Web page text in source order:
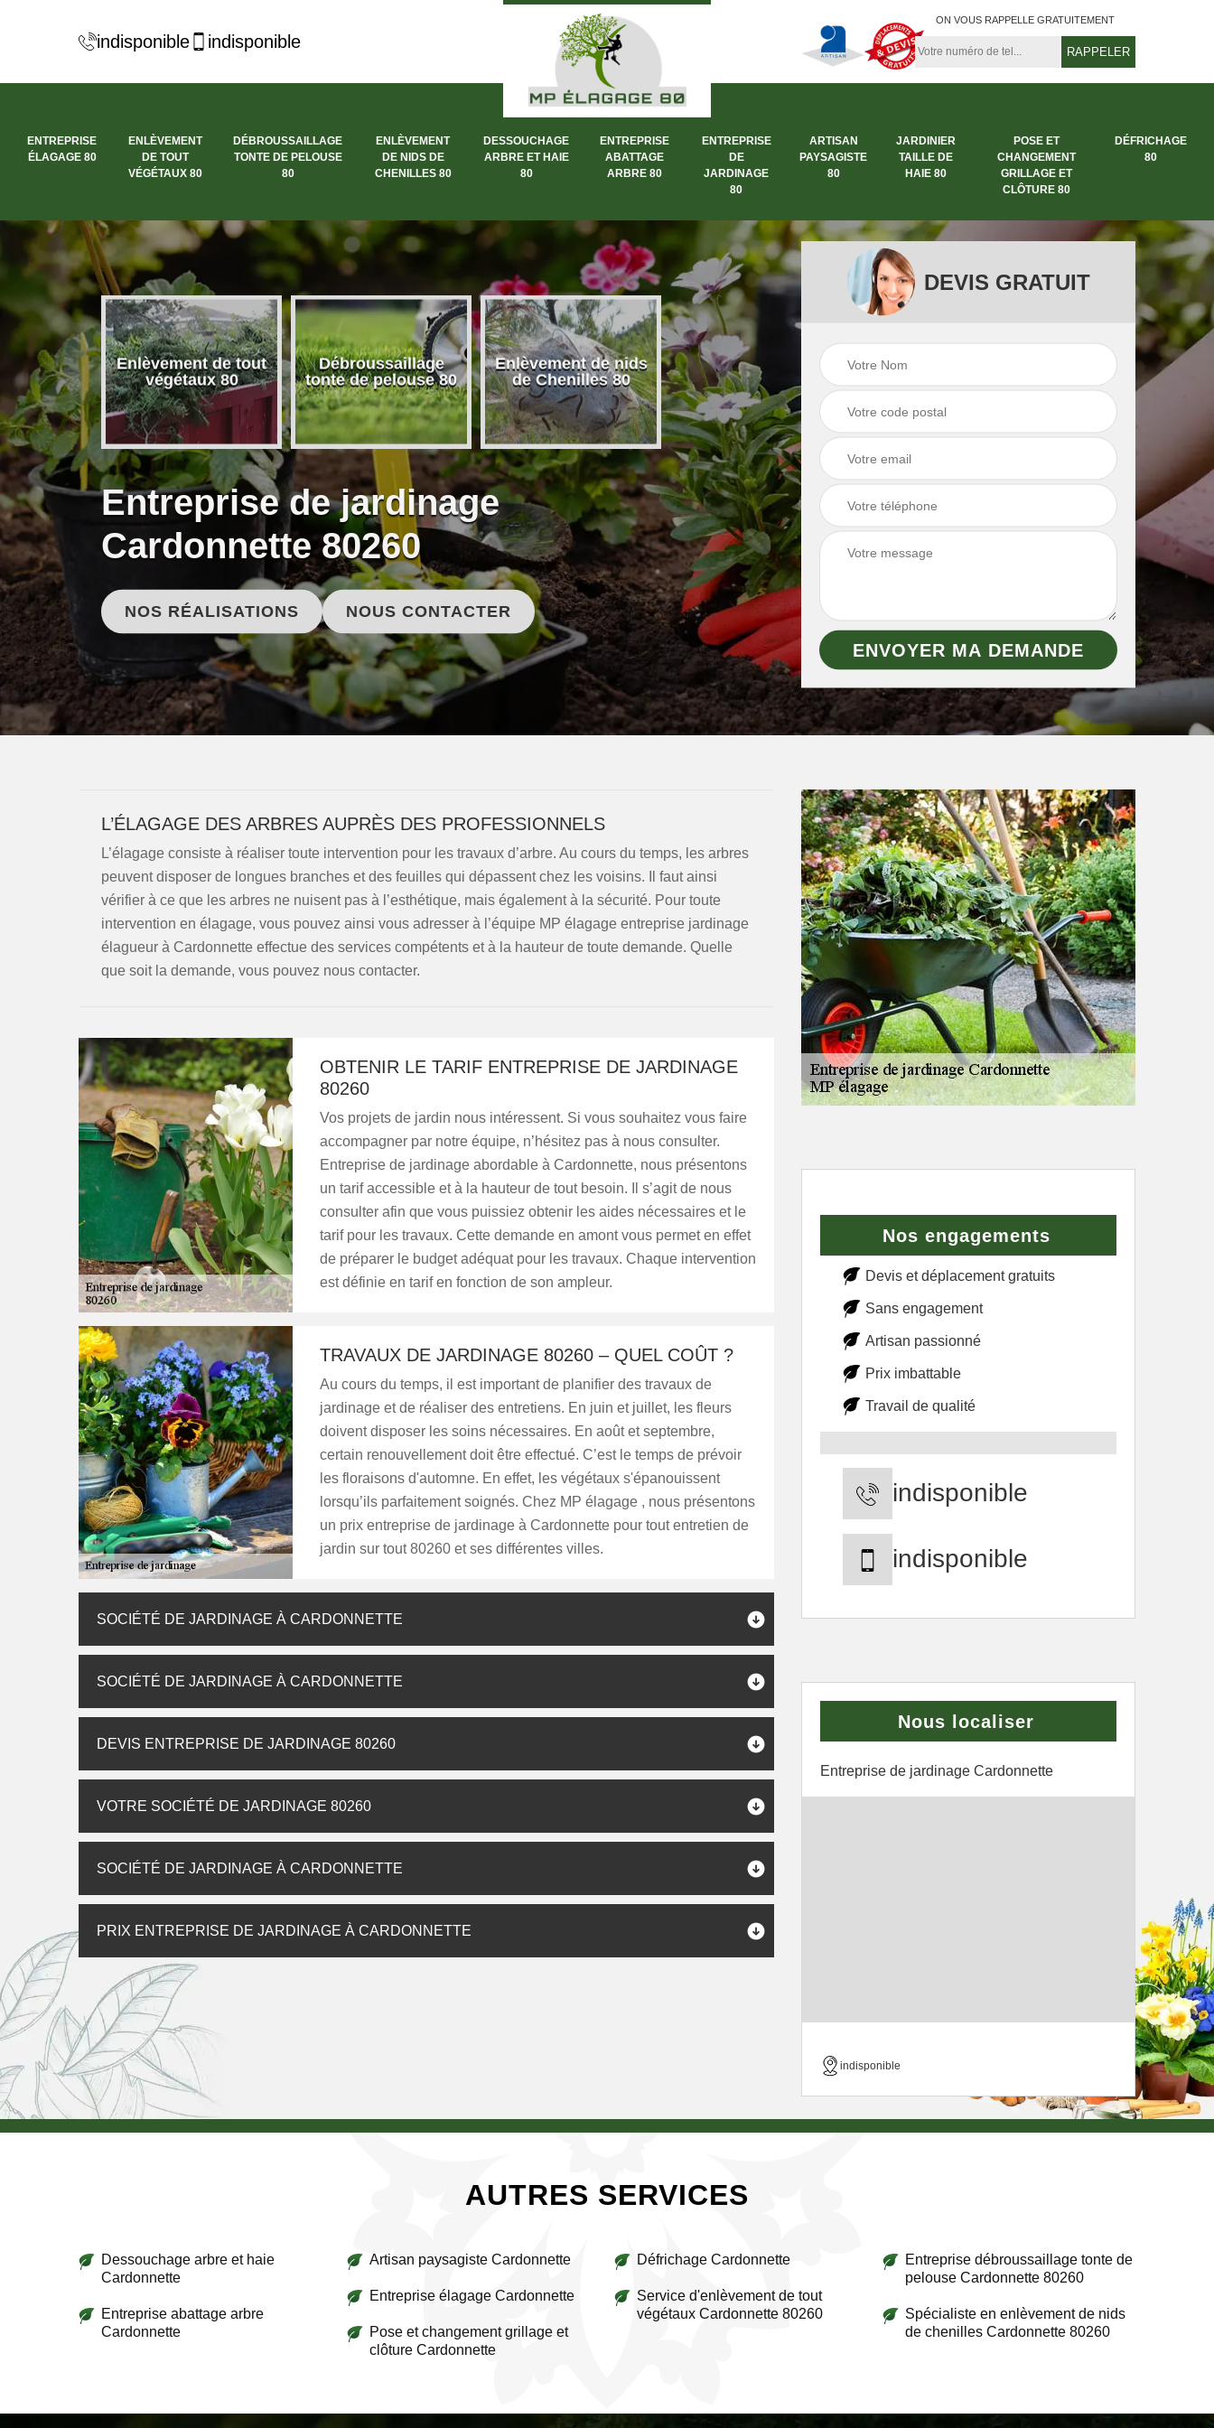
indisponible indisponible
ON VOUS RAPPELLE GRATUITEMENT
ENTREPRISE
ÉLAGAGE 80
ENLÈVEMENT
DE TOUT
VÉGÉTAUX 80
DÉBROUSSAILLAGE
TONTE DE PELOUSE
80
ENLÈVEMENT
DE NIDS DE
CHENILLES 80
DESSOUCHAGE
ARBRE ET HAIE
80
ENTREPRISE
ABATTAGE
ARBRE 80
ENTREPRISE
DE
JARDINAGE
80
ARTISAN
PAYSAGISTE
80
JARDINIER
TAILLE DE
HAIE 80
POSE ET
CHANGEMENT
GRILLAGE ET
CLÔTURE 80
DÉFRICHAGE
80
élagage
Enlèvement de tout
végétaux 80
Débroussaillage
tonte de pelouse 80
Enlèvement de nids
de Chenilles 80
Dessouchage arbre
et haie 80
Entreprise abattage
Entreprise de
jardinage 80
Entreprise de jardinage
Cardonnette 80260
NOS RÉALISATIONS NOUS CONTACTER
DEVIS GRATUIT
L’ÉLAGAGE DES ARBRES AUPRÈS DES PROFESSIONNELS
L’élagage consiste à réaliser toute intervention pour les travaux d’arbre. Au cours du temps, les arbres
peuvent disposer de longues branches et des feuilles qui dépassent chez les voisins. Il faut ainsi
vérifier à ce que les arbres ne nuisent pas à l’esthétique, mais également à la sécurité. Pour toute
intervention en élagage, vous pouvez ainsi vous adresser à l’équipe MP élagage entreprise jardinage
élagueur à Cardonnette effectue des services compétents et à la hauteur de toute demande. Quelle
que soit la demande, vous pouvez nous contacter.
OBTENIR LE TARIF ENTREPRISE DE JARDINAGE
80260
Vos projets de jardin nous intéressent. Si vous souhaitez vous faire
accompagner par notre équipe, n’hésitez pas à nous consulter.
Entreprise de jardinage abordable à Cardonnette, nous présentons
un tarif accessible et à la hauteur de tout besoin. Il s’agit de nous
consulter afin que vous puissiez obtenir les aides nécessaires et le
tarif pour les travaux. Cette demande en amont vous permet en effet
de préparer le budget adéquat pour les travaux. Chaque intervention
est définie en tarif en fonction de son ampleur.
TRAVAUX DE JARDINAGE 80260 – QUEL COÛT ?
Au cours du temps, il est important de planifier des travaux de
jardinage et de réaliser des entretiens. En juin et juillet, les fleurs
doivent disposer les soins nécessaires. En août et septembre,
certain renouvellement doit être effectué. C’est le temps de prévoir
les floraisons d'automne. En effet, les végétaux s'épanouissent
lorsqu’ils parfaitement soignés. Chez MP élagage , nous présentons
un prix entreprise de jardinage à Cardonnette pour tout entretien de
jardin sur tout 80260 et ses différentes villes.
SOCIÉTÉ DE JARDINAGE À CARDONNETTE
SOCIÉTÉ DE JARDINAGE À CARDONNETTE
DEVIS ENTREPRISE DE JARDINAGE 80260
VOTRE SOCIÉTÉ DE JARDINAGE 80260
SOCIÉTÉ DE JARDINAGE À CARDONNETTE
PRIX ENTREPRISE DE JARDINAGE À CARDONNETTE
Nos engagements
Devis et déplacement gratuits
Sans engagement
Artisan passionné
Prix imbattable
Travail de qualité
indisponible
indisponible
Nous localiser
Entreprise de jardinage Cardonnette
indisponible
AUTRES SERVICES
Dessouchage arbre et haie
Cardonnette
Entreprise abattage arbre
Cardonnette
Artisan paysagiste Cardonnette
Entreprise élagage Cardonnette
Pose et changement grillage et
clôture Cardonnette
Défrichage Cardonnette
Service d'enlèvement de tout
végétaux Cardonnette 80260
Entreprise débroussaillage tonte de
pelouse Cardonnette 80260
Spécialiste en enlèvement de nids
de chenilles Cardonnette 80260